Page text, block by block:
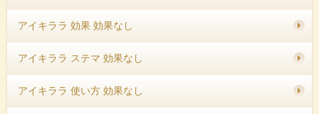
アイキララ 効果 効果なし
アイキララ ステマ 効果なし
アイキララ 使い方 効果なし